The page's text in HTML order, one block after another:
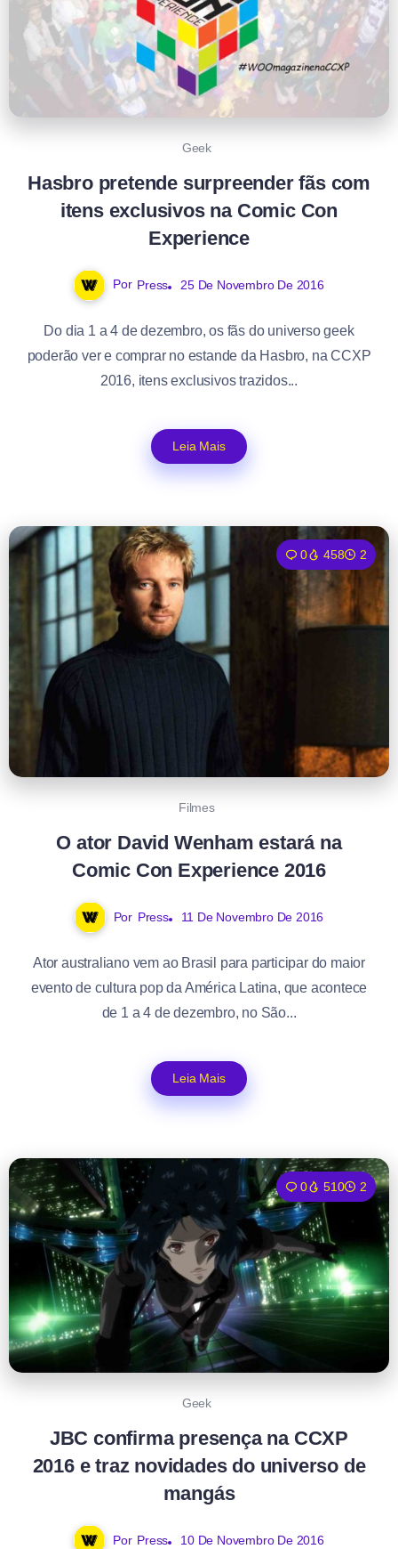
Geek
Hasbro pretende surpreender fãs com
itens exclusivos na Comic Con
Experience
Por Press 25 De Novembro De 2016
Do dia 1 a 4 de dezembro, os fãs do universo geek
poderão ver e comprar no estande da Hasbro, na CCXP
2016, itens exclusivos trazidos...
Leia Mais
0 458 2
Filmes
O ator David Wenham estará na
Comic Con Experience 2016
Por Press 11 De Novembro De 2016
Ator australiano vem ao Brasil para participar do maior
evento de cultura pop da América Latina, que acontece
de 1 a 4 de dezembro, no São...
Leia Mais
0 510 2
Geek
JBC confirma presença na CCXP
2016 e traz novidades do universo de
mangás
Por Press 10 De Novembro De 2016